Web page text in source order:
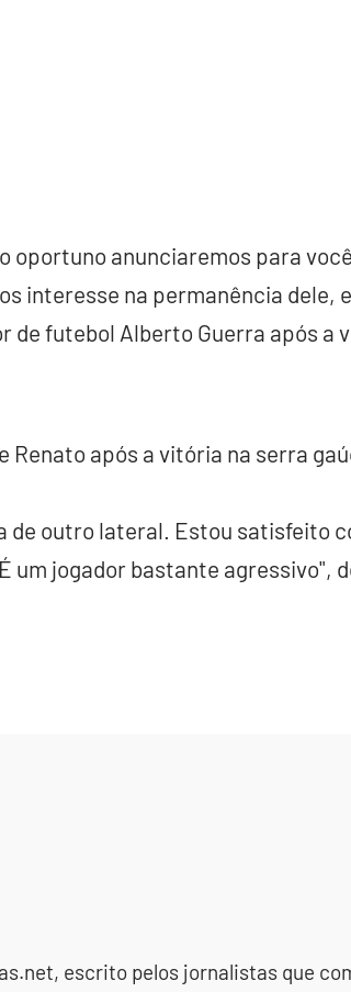
oportuno anunciaremos para
interesse na permanência dele,
de futebol Alberto Guerra após a
após a vitória na serra
de outro lateral. Estou satisfeito
um jogador bastante agressivo",
escrito pelos jornalistas que